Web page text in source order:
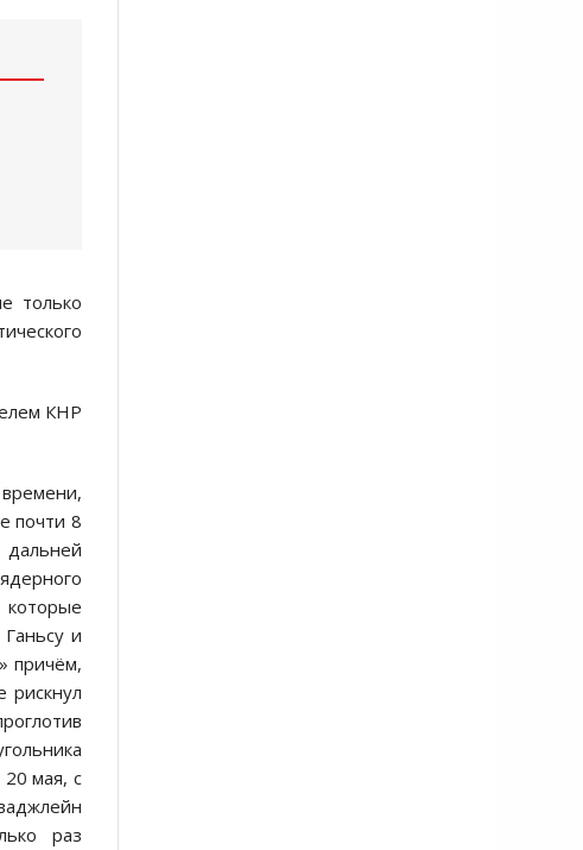
только
КНР
почти 8
которые
и
причём,
рискнул
мая, с
раз